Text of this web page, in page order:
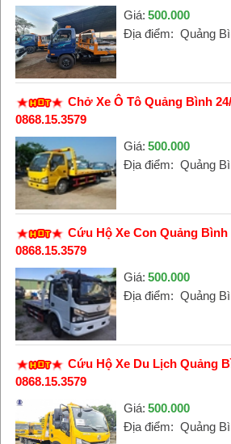
Giá: 500.000
Địa điểm: Quảng
Chở Xe Ô Tô Quảng Bình
0868.15.3579
Giá: 500.000
Địa điểm: Quảng
Cứu Hộ Xe Con Quảng Bình
0868.15.3579
Giá: 500.000
Địa điểm: Quảng
Cứu Hộ Xe Du Lịch Quảng
0868.15.3579
Giá: 500.000
Địa điểm: Quảng